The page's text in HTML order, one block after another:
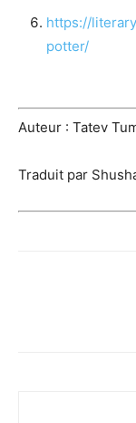
https://
potter/
Auteur : Tatev
Traduit par